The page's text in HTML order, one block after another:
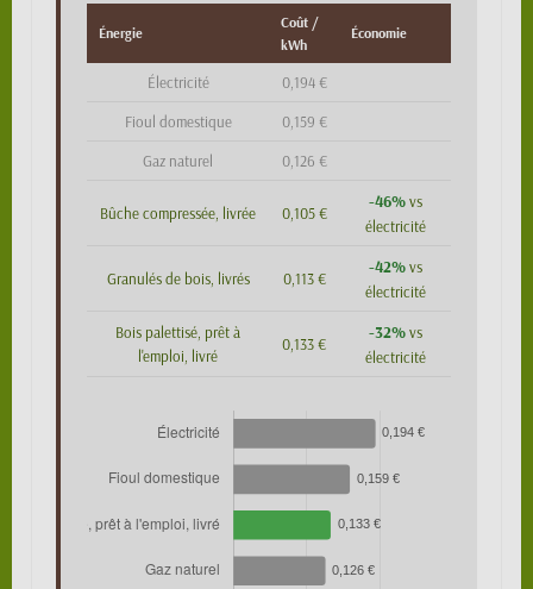
Énergie
Coût /
kWh
Économie
Électricité 0,194 €
Fioul domestique 0,159 €
Gaz naturel 0,126 €
Bûche compressée, livrée 0,105 €
-46%vs
électricité
Granulés de bois, livrés 0,113 €
-42%vs
électricité
Bois palettisé, prêt à
l'emploi, livré
0,133 €
-32%vs
électricité